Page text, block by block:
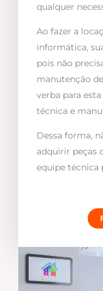
qualquer
Ao fazer a
informática,
pois não
manutenção
verba para
técnica e
Dessa forma,
adquirir peças
equipe técnica